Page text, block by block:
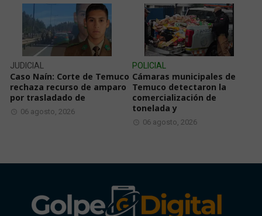
JUDICIAL
Caso Naín: Corte de Temuco
rechaza recurso de amparo
por trasladado de
06 agosto, 2026
POLICIAL
Cámaras municipales de
Temuco detectaron la
comercialización de
tonelada y
06 agosto, 2026